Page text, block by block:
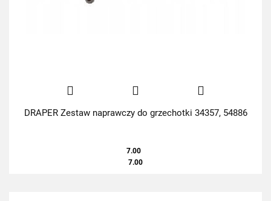
DRAPER Zestaw naprawczy do grzechotki 34357, 54886
7.00
7.00